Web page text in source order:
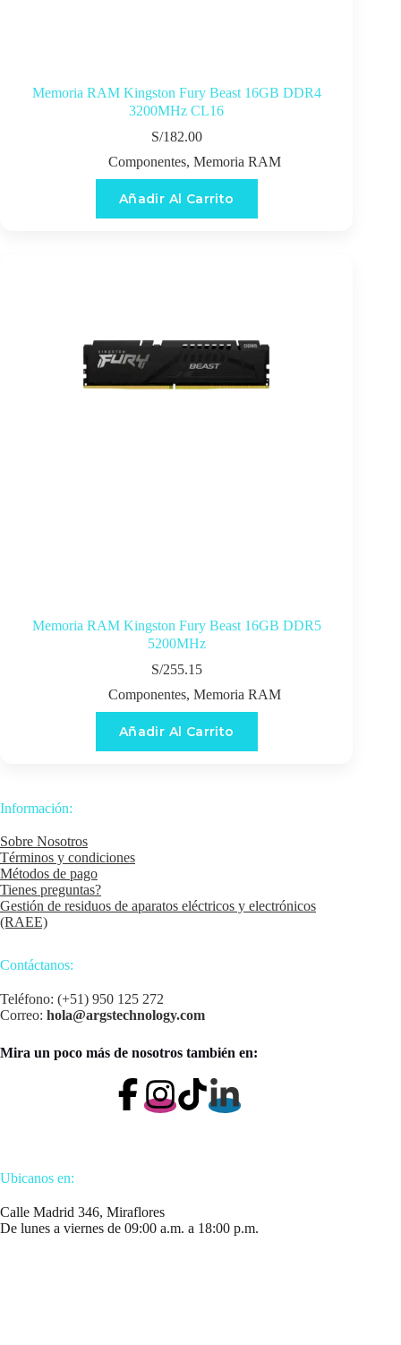
Memoria RAM Kingston Fury Beast 16GB DDR4
3200MHz CL16
S/182.00
Componentes, Memoria RAM
Añadir Al Carrito
Memoria RAM Kingston Fury Beast 16GB DDR5
5200MHz
S/255.15
Componentes, Memoria RAM
Añadir Al Carrito
Información:
Sobre Nosotros
Términos y condiciones
Métodos de pago
Tienes preguntas?
Gestión de residuos de aparatos eléctricos y electrónicos
(RAEE)
Contáctanos:
Teléfono: (+51) 950 125 272
Correo: hola@argstechnology.com
Mira un poco más de nosotros también en:
Ubicanos en:
Calle Madrid 346, Miraflores
De lunes a viernes de 09:00 a.m. a 18:00 p.m.